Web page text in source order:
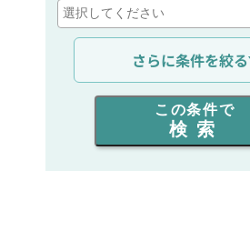
通信距離を選ぶ
出力を選ぶ
同時通話人数を選ぶ
さらに条件を絞る
この条件で
検索